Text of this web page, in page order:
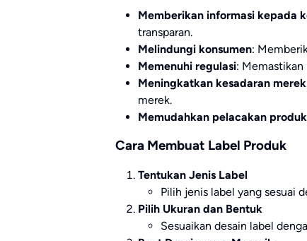
Memberikan informasi kepada
transparan.
Melindungi konsumen:
Memenuhi regulasi: Memastikan
Meningkatkan kesadaran merek
merek.
Memudahkan pelacakan produk
Cara Membuat Label Produk
Tentukan Jenis Label
Pilih jenis label yang sesuai
Pilih Ukuran dan Bentuk
Sesuaikan desain label